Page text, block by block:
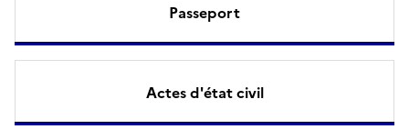
Passeport
Actes d'état civil